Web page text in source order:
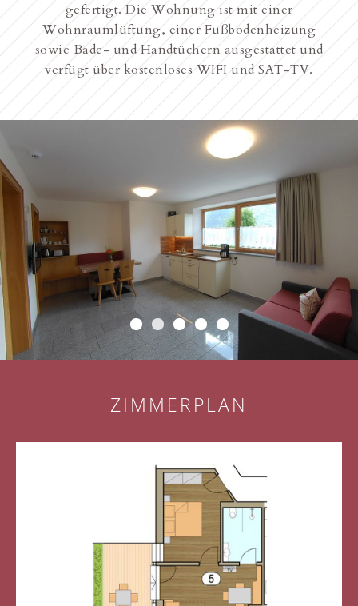
gefertigt. Die Wohnung ist mit einer
Wohnraumlüftung, einer Fußbodenheizung
sowie Bade- und Handtüchern ausgestattet und
verfügt über kostenloses WIFI und SAT-TV.
ZIMMERPLAN